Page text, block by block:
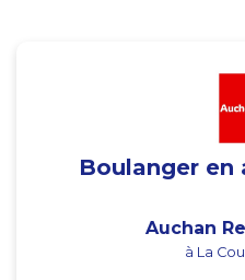
Boulanger en
Auchan
à La